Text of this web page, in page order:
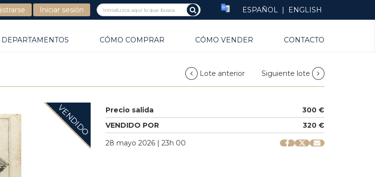
Iniciar sesión ESPAÑOL | ENGLISH
DEPARTAMENTOS CÓMO COMPRAR CÓMO VENDER CONTACTO
Lote anterior Siguiente lote
VENDIDO Precio salida
300 €
VENDIDO POR
320 €
28 mayo 2026 | 23h 00